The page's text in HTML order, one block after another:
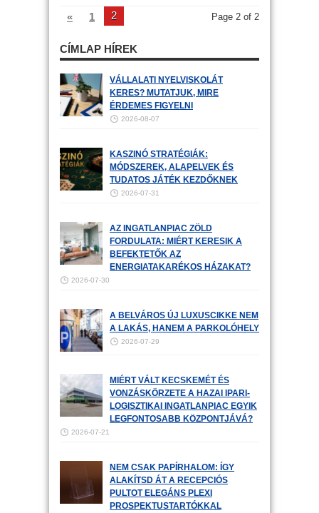
Page 2 of 2
« 1 2
CÍMLAP HÍREK
VÁLLALATI NYELVISKOLÁT
KERES? MUTATJUK, MIRE
ÉRDEMES FIGYELNI
2026-08-07
KASZINÓ STRATÉGIÁK:
MÓDSZEREK, ALAPELVEK ÉS
TUDATOS JÁTÉK KEZDŐKNEK
2026-07-31
AZ INGATLANPIAC ZÖLD
FORDULATA: MIÉRT KERESIK A
BEFEKTETŐK AZ
ENERGIATAKARÉKOS HÁZAKAT?
2026-07-30
A BELVÁROS ÚJ LUXUSCIKKE NEM
A LAKÁS, HANEM A PARKOLÓHELY
2026-07-29
MIÉRT VÁLT KECSKEMÉT ÉS
VONZÁSKÖRZETE A HAZAI IPARI-
LOGISZTIKAI INGATLANPIAC EGYIK
LEGFONTOSABB KÖZPONTJÁVÁ?
2026-07-21
NEM CSAK PAPÍRHALOM: ÍGY
ALAKÍTSD ÁT A RECEPCIÓS
PULTOT ELEGÁNS PLEXI
PROSPEKTUSTARTÓKKAL